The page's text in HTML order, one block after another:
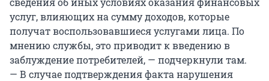
услуг, влияющих на сумму доходов, которые
получат воспользовавшиеся услугами лица. По
мнению службы, это приводит к введению в
заблуждение потребителей, — подчеркнули там.
— В случае подтверждения факта нарушения